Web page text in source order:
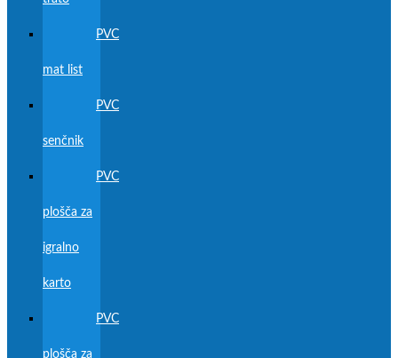
PVC
mat list
PVC
senčnik
PVC
plošča za
igralno
karto
PVC
plošča za